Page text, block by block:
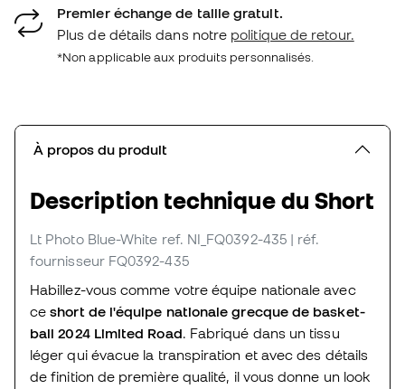
Premier échange de taille gratuit.
Plus de détails dans notre politique de retour.
*Non applicable aux produits personnalisés.
À propos du produit
Description technique du Short
Lt Photo Blue-White ref. NI_FQ0392-435 | réf.
fournisseur FQ0392-435
Habillez-vous comme votre équipe nationale avec
ceshort de l'équipe nationale grecque de basket-
ball 2024 Limited Road. Fabriqué dans un tissu
léger qui évacue la transpiration et avec des détails
de finition de première qualité, il vous donne un look